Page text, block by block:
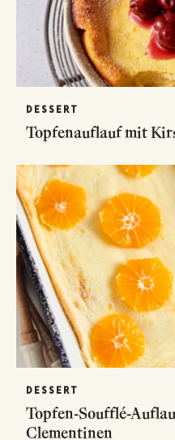
DESSERT
Topfenauflauf mit
DESSERT
Topfen-Soufflé-
Clementinen